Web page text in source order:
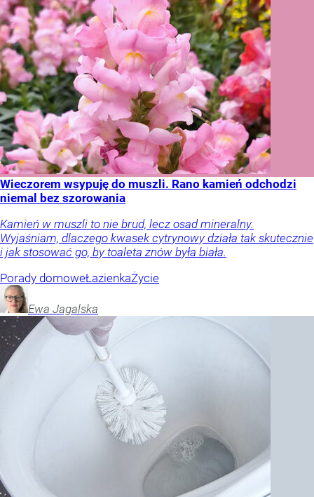
Wieczorem wsypuję do muszli. Rano kamień odchodzi
niemal bez szorowania
Kamień w muszli to nie brud, lecz osad mineralny.
Wyjaśniam, dlaczego kwasek cytrynowy działa tak skutecznie
i jak stosować go, by toaleta znów była biała.
Porady domoweŁazienkaŻycie
Ewa Jagalska